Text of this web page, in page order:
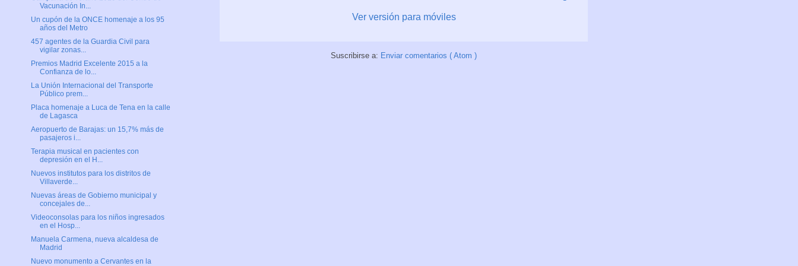
Ver versión para móviles
Suscribirse a: Enviar comentarios ( Atom )
Vacunación In...
Un cupón de la ONCE homenaje a los 95
años del Metro
457 agentes de la Guardia Civil para
vigilar zonas...
Premios Madrid Excelente 2015 a la
Confianza de lo...
La Unión Internacional del Transporte
Público prem...
Placa homenaje a Luca de Tena en la calle
de Lagasca
Aeropuerto de Barajas: un 15,7% más de
pasajeros i...
Terapia musical en pacientes con
depresión en el H...
Nuevos institutos para los distritos de
Villaverde...
Nuevas áreas de Gobierno municipal y
concejales de...
Videoconsolas para los niños ingresados
en el Hosp...
Manuela Carmena, nueva alcaldesa de
Madrid
Nuevo monumento a Cervantes en la